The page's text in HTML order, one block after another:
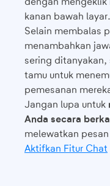
kanan bawah layar.
Selain membalas
menambahkan
sering ditanyakan,
tamu untuk
pemesanan
Jangan lupa untuk
Anda secara
melewatkan
Aktifkan Fitur Chat